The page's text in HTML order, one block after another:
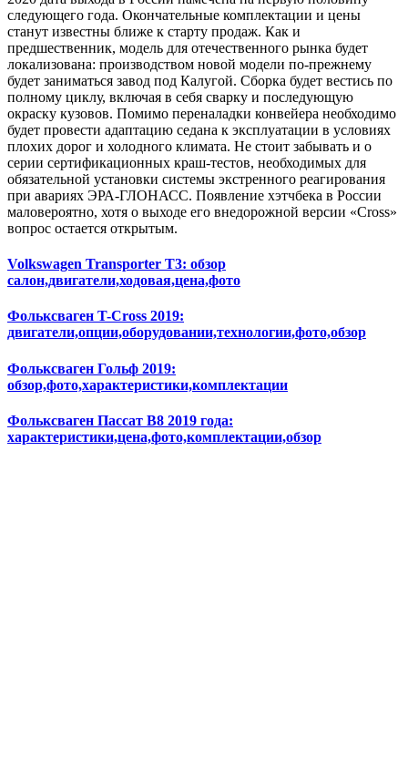
следующего года. Окончательные комплектации и цены
станут известны ближе к старту продаж. Как и
предшественник, модель для отечественного рынка будет
локализована: производством новой модели по-прежнему
будет заниматься завод под Калугой. Сборка будет вестись по
полному циклу, включая в себя сварку и последующую
окраску кузовов. Помимо переналадки конвейера необходимо
будет провести адаптацию седана к эксплуатации в условиях
плохих дорог и холодного климата. Не стоит забывать и о
серии сертификационных краш-тестов, необходимых для
обязательной установки системы экстренного реагирования
при авариях ЭРА-ГЛОНАСС. Появление хэтчбека в России
маловероятно, хотя о выходе его внедорожной версии «Cross»
вопрос остается открытым.
Volkswagen Transporter T3: обзор
салон,двигатели,ходовая,цена,фото
Фольксваген T-Cross 2019:
двигатели,опции,оборудовании,технологии,фото,обзор
Фольксваген Гольф 2019:
обзор,фото,характеристики,комплектации
Фольксваген Пассат B8 2019 года:
характеристики,цена,фото,комплектации,обзор